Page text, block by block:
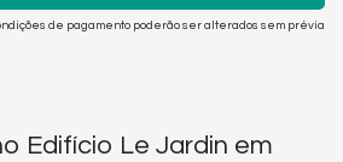
de pagamento poderão ser alterados sem prévia
Edifício Le Jardin em